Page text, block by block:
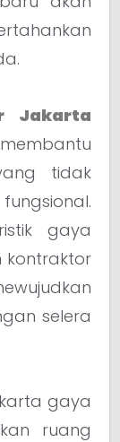
Jakarta
tidak
gaya
kontraktor
selera
gaya
ruang